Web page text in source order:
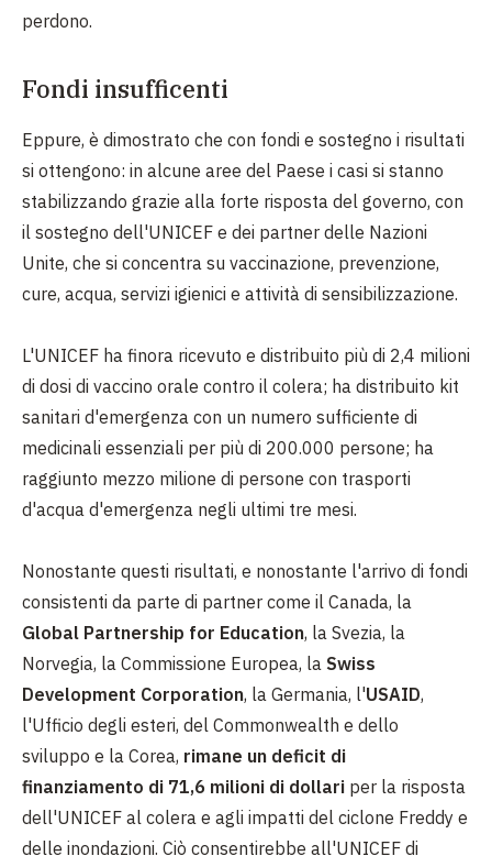
perdono.
Fondi insufficenti
Eppure, è dimostrato che con fondi e sostegno i risultati
si ottengono: in alcune aree del Paese i casi si stanno
stabilizzando grazie alla forte risposta del governo, con
il sostegno dell'UNICEF e dei partner delle Nazioni
Unite, che si concentra su vaccinazione, prevenzione,
cure, acqua, servizi igienici e attività di sensibilizzazione.
L'UNICEF ha finora ricevuto e distribuito più di 2,4 milioni
di dosi di vaccino orale contro il colera; ha distribuito kit
sanitari d'emergenza con un numero sufficiente di
medicinali essenziali per più di 200.000 persone; ha
raggiunto mezzo milione di persone con trasporti
d'acqua d'emergenza negli ultimi tre mesi.
Nonostante questi risultati, e nonostante l'arrivo di fondi
consistenti da parte di partner come il Canada, la
Global Partnership for Education, la Svezia, la
Norvegia, la Commissione Europea, la Swiss
Development Corporation, la Germania, l'USAID,
l'Ufficio degli esteri, del Commonwealth e dello
sviluppo e la Corea, rimane un deficit di
finanziamento di 71,6 milioni di dollari per la risposta
dell'UNICEF al colera e agli impatti del ciclone Freddy e
delle inondazioni. Ciò consentirebbe all'UNICEF di